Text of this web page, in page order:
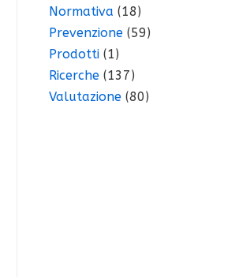
Normativa (18)
Prevenzione (59)
Prodotti (1)
Ricerche (137)
Valutazione (80)